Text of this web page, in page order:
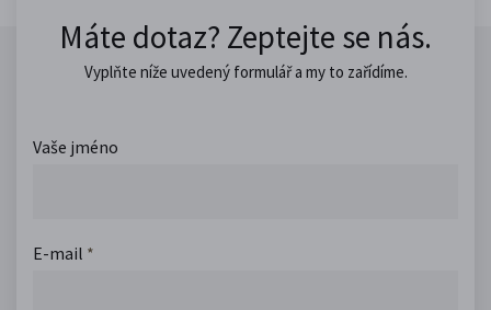
Máte dotaz? Zeptejte se nás.
Vyplňte níže uvedený formulář a my to zařídíme.
Vaše jméno
E-mail *